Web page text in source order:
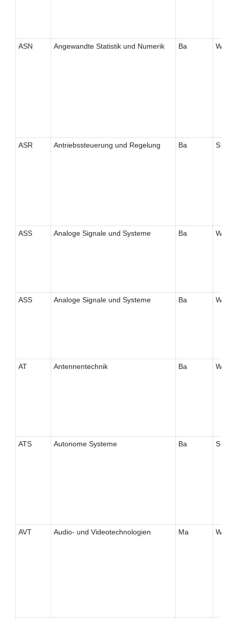
ASN Angewandte Statistik und Numerik Ba W
ASR Antriebssteuerung und Regelung Ba S
ASS Analoge Signale und Systeme Ba W
ASS Analoge Signale und Systeme Ba W
AT Antennentechnik Ba W
ATS Autonome Systeme Ba S
AVT Audio- und Videotechnologien Ma W